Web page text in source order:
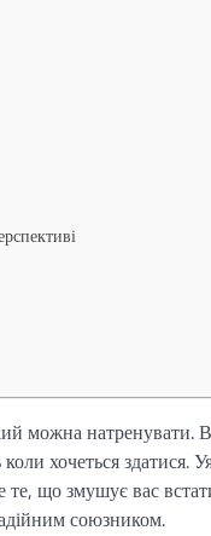
можна натренувати.
хочеться здатися.
що змушує вас
союзником.